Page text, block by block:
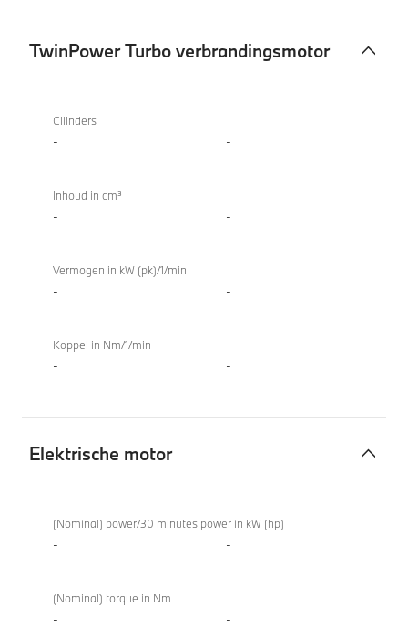
TwinPower Turbo verbrandingsmotor
Turbo
verbrandingsmotor
Cilinders
- -
Inhoud in cm³
- -
Vermogen in kW (pk)/1/min
- -
Koppel in Nm/1/min
- -
Elektrische motor
motor(Nominal) power/30 minutes power in kW (hp)
- -
(Nominal) torque in Nm
- -